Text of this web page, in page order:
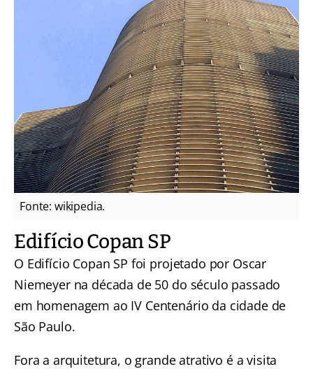
Fonte: wikipedia.
Edifício Copan SP
O Edifício Copan SP foi projetado por Oscar
Niemeyer na década de 50 do século passado
em homenagem ao IV Centenário da cidade de
São Paulo.
Fora a arquitetura, o grande atrativo é a visita